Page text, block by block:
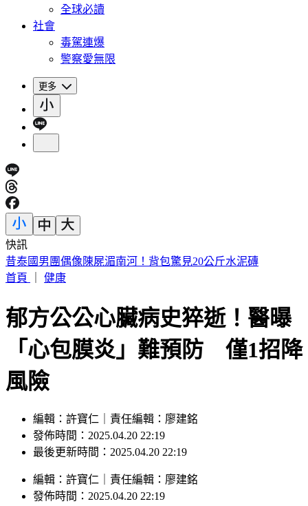
全球必讀
社會
毒駕連爆
警察愛無限
更多
快訊
《夏日活動》花蓮FUN暑假 即將成真火舞秀 加碼重現
首頁
健康
郁方公公心臟病史猝逝！醫曝
「心包膜炎」難預防 僅1招降
風險
編輯：許寶仁｜責任編輯：廖建銘
發佈時間：2025.04.20 22:19
最後更新時間：2025.04.20 22:19
編輯 ： 許寶仁 責任編輯 ： 廖建銘
發佈時間： 2025.04.20 22:19